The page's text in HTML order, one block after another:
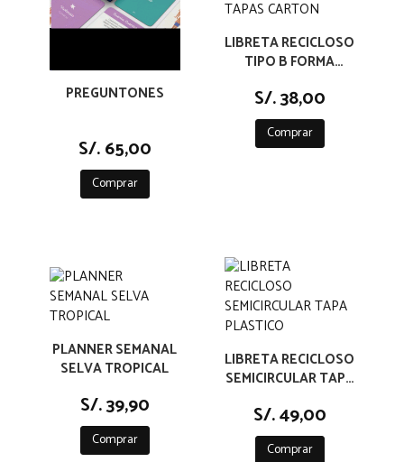
PREGUNTONES
S/. 65,00
Comprar
LIBRETA RECICLOSO
TIPO B FORMA
CARTON
S/. 38,00
Comprar
PLANNER SEMANAL
SELVA TROPICAL
S/. 39,90
Comprar
LIBRETA RECICLOSO
SEMICIRCULAR TAPA
S/. 49,00
Comprar